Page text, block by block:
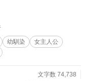
共に、ニリアの「危険な
家にな
※表紙画像はAIで作成した
幼馴染
女主人公
文字数 74,738